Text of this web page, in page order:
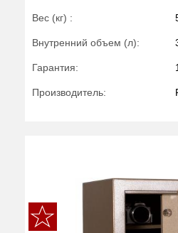
Вес (кг) :
Внутренний объем (л):
Гарантия:
Производитель: